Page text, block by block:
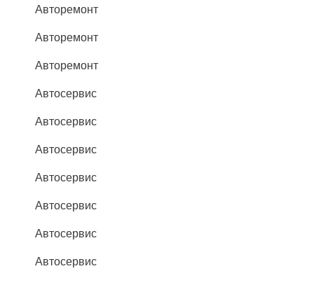
Авторемонт
Авторемонт
Авторемонт
Автосервис
Автосервис
Автосервис
Автосервис
Автосервис
Автосервис
Автосервис